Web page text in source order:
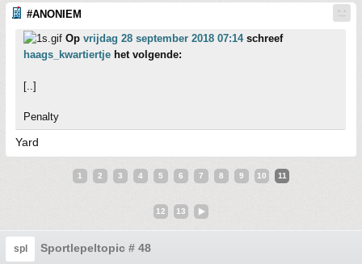
#ANONIEM
Op vrijdag 28 september 2018 07:14schreef
haags_kwartiertje het volgende:
[..]
Penalty
Yard
1 2 3 4 5 6 7 8 9 10 11
12 13
spl Sportlepeltopic # 48